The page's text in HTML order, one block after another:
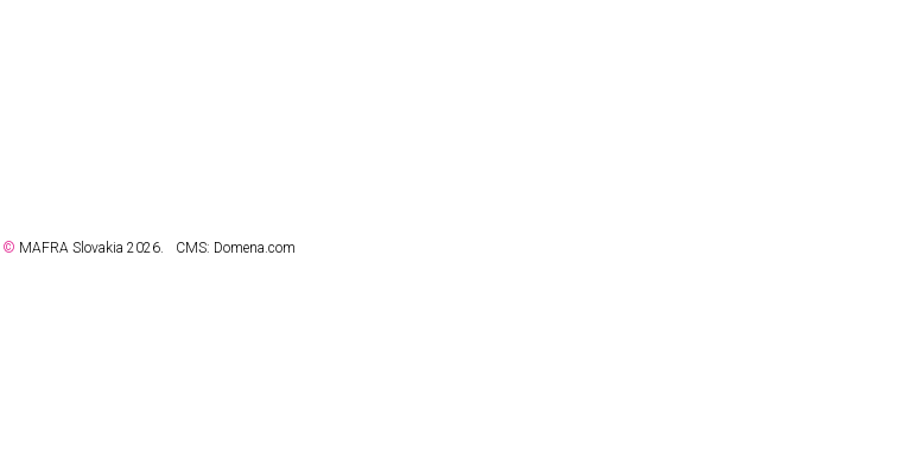
© MAFRA Slovakia 2026. CMS: Domena.com